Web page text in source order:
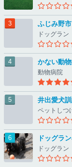
ふじみ野
ドッグラン
かない動
動物病院
井出愛犬
ペットしつ
ドッグラ
ドッグラン